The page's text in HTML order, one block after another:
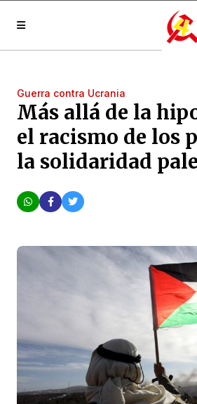
Guerra contra Ucrania
Más allá de la
el racismo de los
la solidaridad